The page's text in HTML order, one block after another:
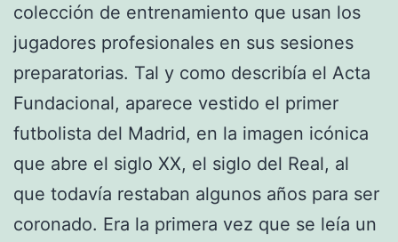
colección de entrenamiento que usan los
jugadores profesionales en sus sesiones
preparatorias. Tal y como describía el Acta
Fundacional, aparece vestido el primer
futbolista del Madrid, en la imagen icónica
que abre el siglo XX, el siglo del Real, al
que todavía restaban algunos años para ser
coronado. Era la primera vez que se leía un